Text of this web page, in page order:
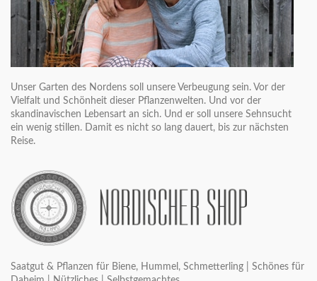
Unser Garten des Nordens soll unsere Verbeugung sein. Vor der
Vielfalt und Schönheit dieser Pflanzenwelten. Und vor der
skandinavischen Lebensart an sich. Und er soll unsere Sehnsucht
ein wenig stillen. Damit es nicht so lang dauert, bis zur nächsten
Reise.
Saatgut & Pflanzen für Biene, Hummel, Schmetterling | Schönes für